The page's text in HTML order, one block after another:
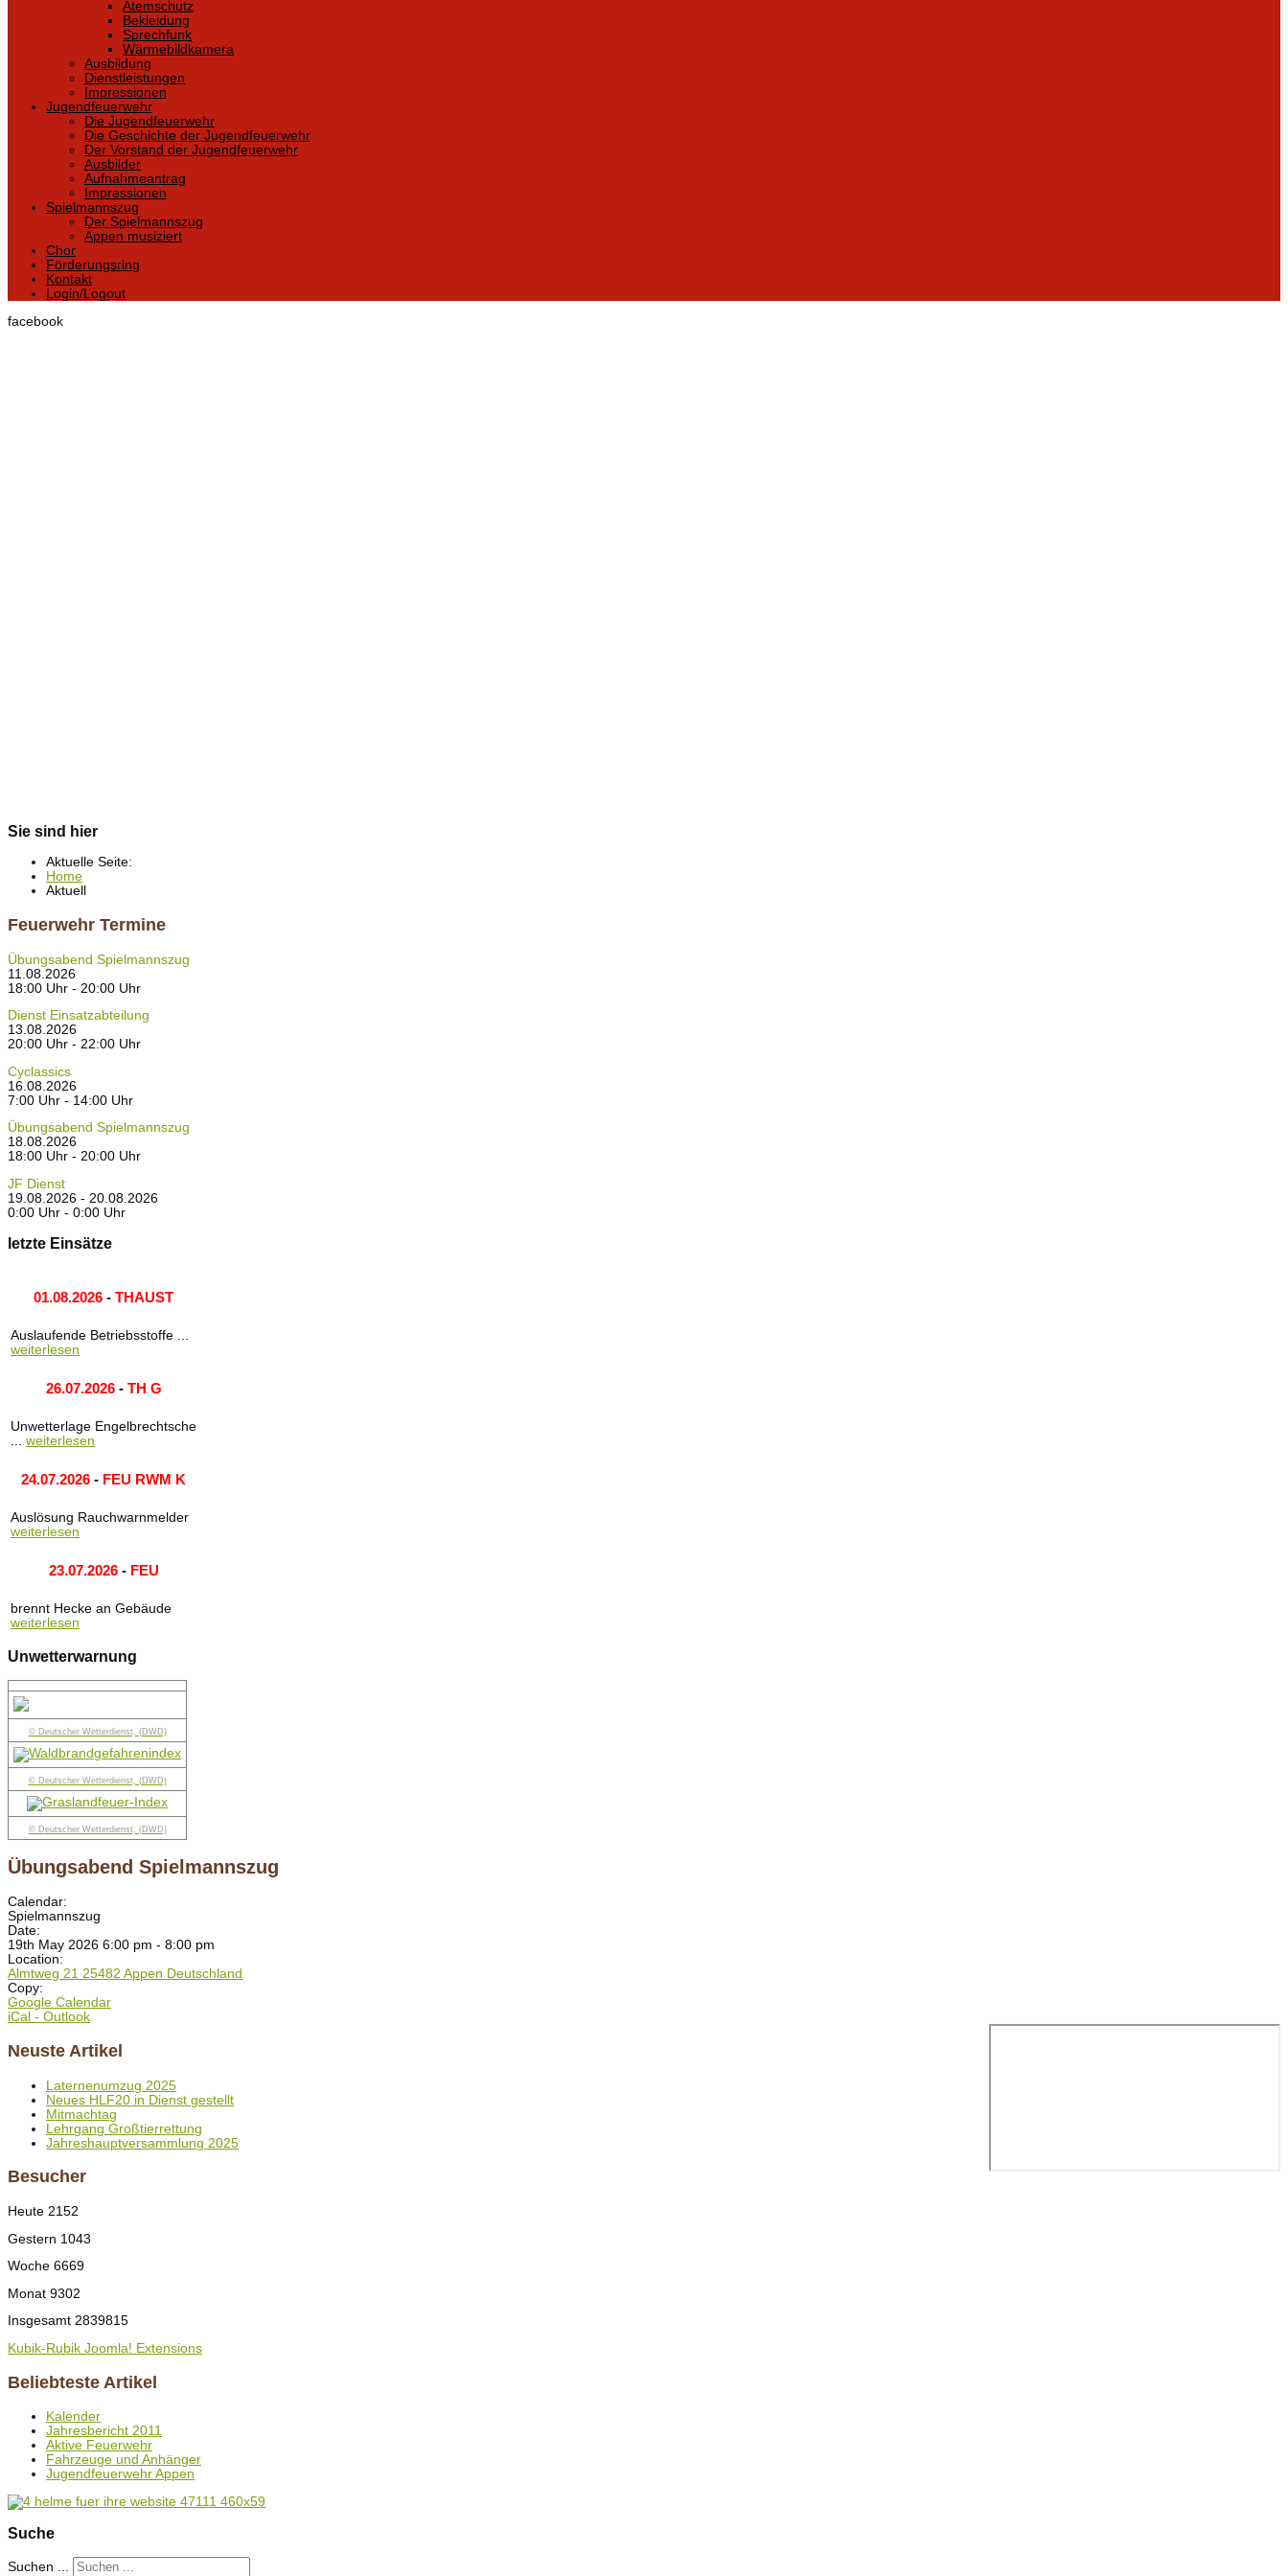
Atemschutz
Bekleidung
Sprechfunk
Wärmebildkamera
Ausbildung
Dienstleistungen
Impressionen
Jugendfeuerwehr
Die Jugendfeuerwehr
Die Geschichte der Jugendfeuerwehr
Der Vorstand der Jugendfeuerwehr
Ausbilder
Aufnahmeantrag
Impressionen
Spielmannszug
Der Spielmannszug
Appen musiziert
Chor
Förderungsring
Kontakt
Login/Logout
facebook
Sie sind hier
Aktuelle Seite:
Home
Aktuell
Feuerwehr Termine
Übungsabend Spielmannszug
11.08.2026
18:00 Uhr - 20:00 Uhr
Dienst Einsatzabteilung
13.08.2026
20:00 Uhr - 22:00 Uhr
Cyclassics
16.08.2026
7:00 Uhr - 14:00 Uhr
Übungsabend Spielmannszug
18.08.2026
18:00 Uhr - 20:00 Uhr
JF Dienst
19.08.2026 - 20.08.2026
0:00 Uhr - 0:00 Uhr
letzte Einsätze
01.08.2026 - THAUST
Auslaufende Betriebsstoffe ...
weiterlesen
26.07.2026- TH G
Unwetterlage Engelbrechtsche
... weiterlesen
24.07.2026 - FEU RWM K
Auslösung Rauchwarnmelder
weiterlesen
23.07.2026- FEU
brennt Hecke an Gebäude
weiterlesen
Unwetterwarnung
© Deutscher Wetterdienst, (DWD)
© Deutscher Wetterdienst, (DWD)
© Deutscher Wetterdienst, (DWD)
Übungsabend Spielmannszug
Calendar:
Spielmannszug
Date:
19th May 2026 6:00 pm - 8:00 pm
Location:
Almtweg 21 25482 Appen Deutschland
Copy:
Google Calendar
iCal - Outlook
Neuste Artikel
Laternenumzug 2025
Neues HLF20 in Dienst gestellt
Mitmachtag
Lehrgang Großtierrettung
Jahreshauptversammlung 2025
Besucher
Heute 2152
Gestern 1043
Woche 6669
Monat 9302
Insgesamt 2839815
Kubik-Rubik Joomla! Extensions
Beliebteste Artikel
Kalender
Jahresbericht 2011
Aktive Feuerwehr
Fahrzeuge und Anhänger
Jugendfeuerwehr Appen
Suche
Suchen ...